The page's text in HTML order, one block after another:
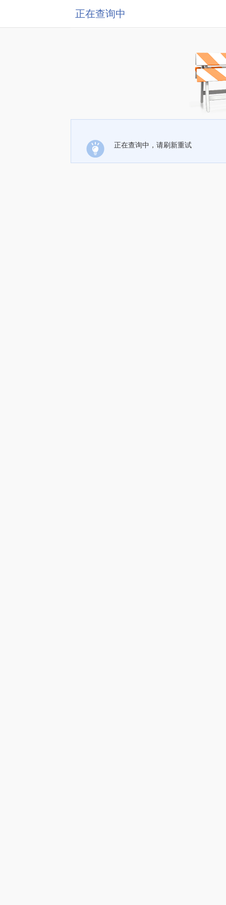
正在查询中
正在查询中，请刷新重试